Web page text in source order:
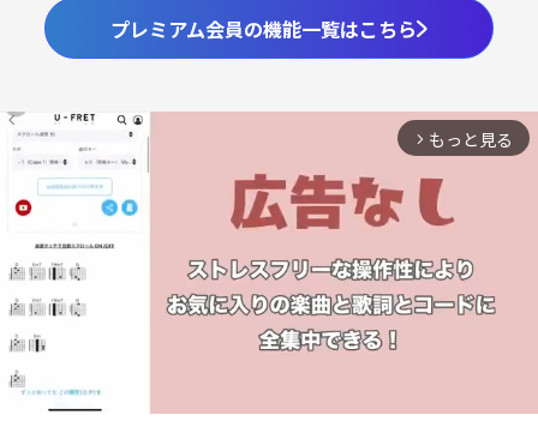
プレミアム会員の機能一覧はこちら
arrow_forward_ios もっと見る